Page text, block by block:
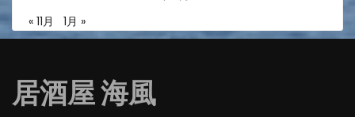
« 11月 1月 »
居酒屋 海風